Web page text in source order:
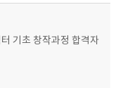
기초 창작과정 합격자